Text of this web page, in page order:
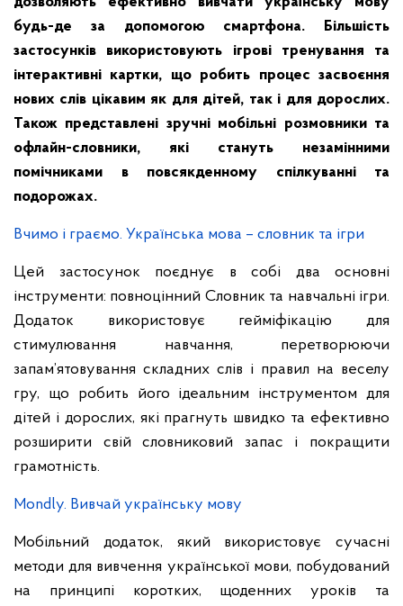
будь-де за допомогою смартфона. Більшість
застосунків використовують ігрові тренування та
інтерактивні картки, що робить процес засвоєння
нових слів цікавим як для дітей, так і для дорослих.
Також представлені зручні мобільні розмовники та
офлайн-словники, які стануть незамінними
помічниками в повсякденному спілкуванні та
подорожах.
Вчимо і граємо. Українська мова – словник та ігри
Цей застосунок поєднує в собі два основні
інструменти: повноцінний Словник та навчальні ігри.
Додаток використовує гейміфікацію для
стимулювання навчання, перетворюючи
запам’ятовування складних слів і правил на веселу
гру, що робить його ідеальним інструментом для
дітей і дорослих, які прагнуть швидко та ефективно
розширити свій словниковий запас і покращити
грамотність.
Mondly. Вивчай українську мову
Мобільний додаток, який використовує сучасні
методи для вивчення української мови, побудований
на принципі коротких, щоденних уроків та